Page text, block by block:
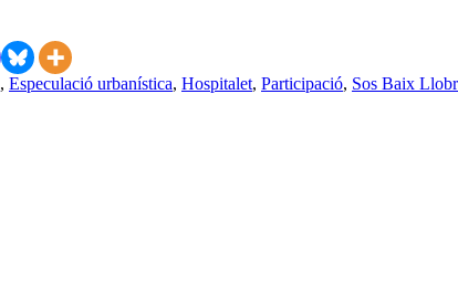
, Especulació urbanística, Hospitalet, Participació, Sos Baix